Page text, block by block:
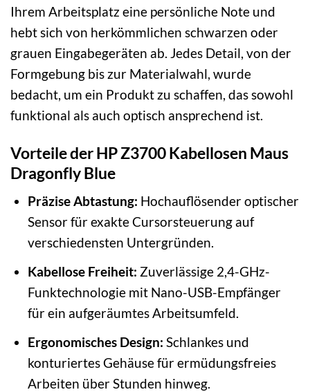
Ihrem Arbeitsplatz eine persönliche Note und
hebt sich von herkömmlichen schwarzen oder
grauen Eingabegeräten ab. Jedes Detail, von der
Formgebung bis zur Materialwahl, wurde
bedacht, um ein Produkt zu schaffen, das sowohl
funktional als auch optisch ansprechend ist.
Vorteile der HP Z3700 Kabellosen Maus
Dragonfly Blue
Präzise Abtastung: Hochauflösender optischer
Sensor für exakte Cursorsteuerung auf
verschiedensten Untergründen.
Kabellose Freiheit: Zuverlässige 2,4-GHz-
Funktechnologie mit Nano-USB-Empfänger
für ein aufgeräumtes Arbeitsumfeld.
Ergonomisches Design: Schlankes und
konturiertes Gehäuse für ermüdungsfreies
Arbeiten über Stunden hinweg.